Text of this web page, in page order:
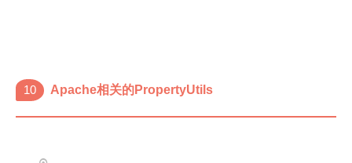
10 Apache相关的PropertyUtils